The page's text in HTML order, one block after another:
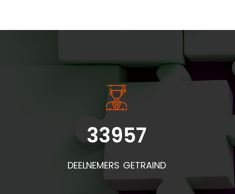
de
33957
DEELNEMERS GETRAIND